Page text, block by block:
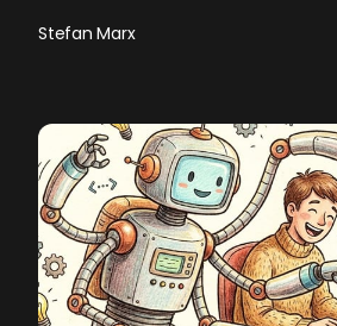
Stefan Marx